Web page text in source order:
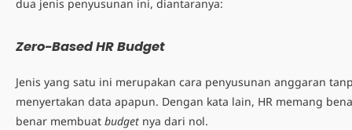
dua jenis penyusunan ini, diantaranya:
Zero-Based HR Budget
Jenis yang satu ini merupakan cara penyusunan anggaran
menyertakan data apapun. Dengan kata lain, HR memang
benar membuat budget nya dari nol.